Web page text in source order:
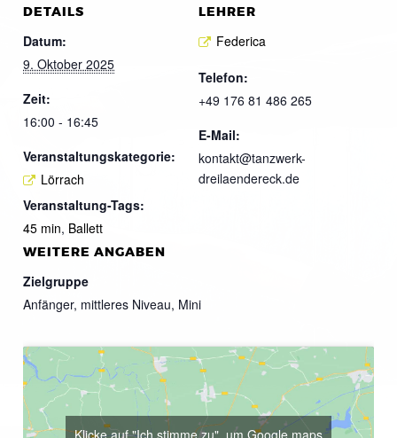
DETAILS
Datum:
9. Oktober 2025
Zeit:
16:00 - 16:45
Veranstaltungskategorie:
Lörrach
Veranstaltung-Tags:
45 min, Ballett
LEHRER
Federica
Telefon:
+49 176 81 486 265
E-Mail:
kontakt@tanzwerk-
dreilaendereck.de
WEITERE ANGABEN
Zielgruppe
Anfänger, mittleres Niveau, Mini